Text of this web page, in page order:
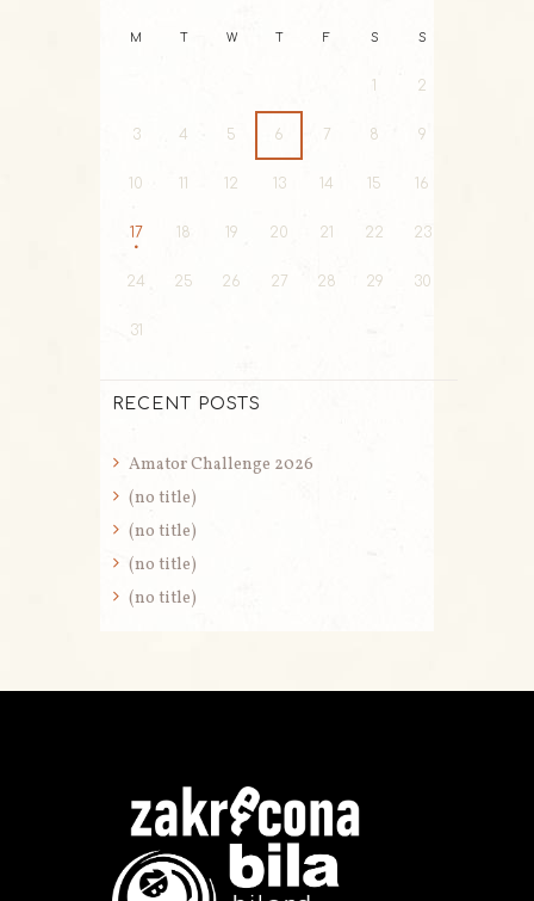
M T W T F S S
2
3 4 5 6 7 8 9
10 11 12 13 14 15 16
17 18 19 20 21 22 23
24 25 26 27 28 29 30
31
RECENT POSTS
Amator Challenge 2026
(no title)
(no title)
(no title)
(no title)